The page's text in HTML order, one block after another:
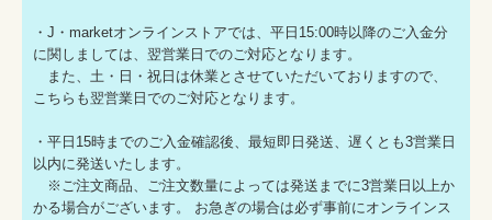
・J・marketオンラインストアでは、平日15:00時以降のご入金分
に関しましては、翌営業日でのご対応となります。
また、土・日・祝日は休業とさせていただいておりますので、
こちらも翌営業日でのご対応となります。
・平日15時までのご入金確認後、最短即日発送、遅くとも3営業日
以内に発送いたします。
※ご注文商品、ご注文数量によっては発送までに3営業日以上か
かる場合がございます。 お急ぎの場合は必ず事前にオンラインス